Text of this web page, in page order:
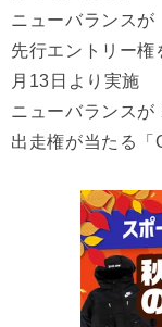
ニューバランス
先行エントリー
月13日より実施
ニューバランス
出走権が当たる